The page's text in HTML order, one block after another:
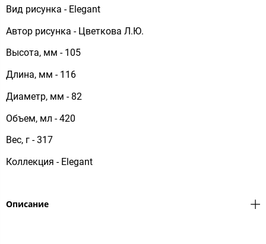
Вид рисунка - Elegant
Автор рисунка - Цветкова Л.Ю.
Высота, мм - 105
Длина, мм - 116
Диаметр, мм - 82
Объем, мл - 420
Вес, г - 317
Коллекция - Elegant
Описание